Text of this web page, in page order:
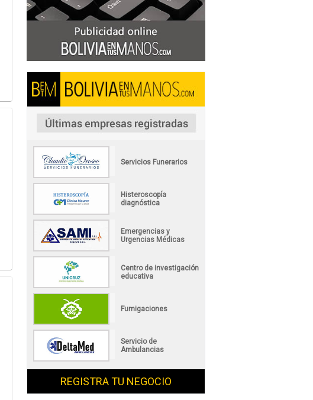
Servicios Funerarios
Histeroscopía
diagnóstica
Emergencias y
Urgencias Médicas
Centro de investigación
educativa
Fumigaciones
Servicio de
Ambulancias
REGISTRA TU NEGOCIO